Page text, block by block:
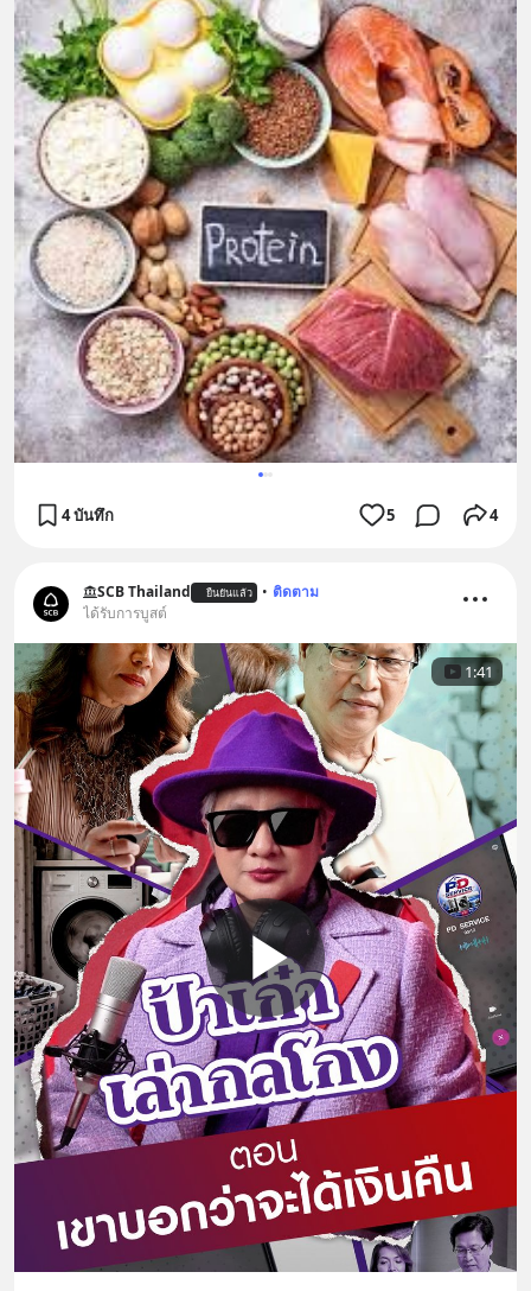
4 บันทึก 5 4
SCB Thailand ยืนยันแล้ว • ติดตาม
ได้รับการบูสต์
1:41